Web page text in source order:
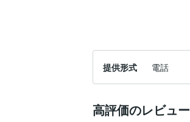
提供形式 電話
高評価のレビュー